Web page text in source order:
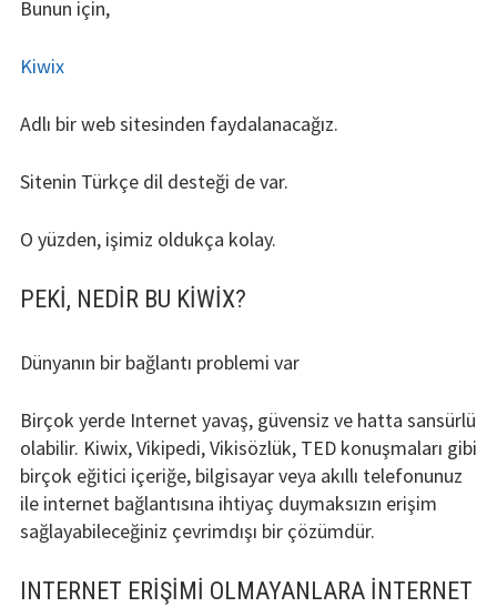
Bunun için,
Kiwix
Adlı bir web sitesinden faydalanacağız.
Sitenin Türkçe dil desteği de var.
O yüzden, işimiz oldukça kolay.
PEKI, NEDIR BU KIWIX?
Dünyanın bir bağlantı problemi var
Birçok yerde Internet yavaş, güvensiz ve hatta sansürlü
olabilir. Kiwix, Vikipedi, Vikisözlük, TED konuşmaları gibi
birçok eğitici içeriğe, bilgisayar veya akıllı telefonunuz
ile internet bağlantısına ihtiyaç duymaksızın erişim
sağlayabileceğiniz çevrimdışı bir çözümdür.
INTERNET ERIŞIMI OLMAYANLARA INTERNET